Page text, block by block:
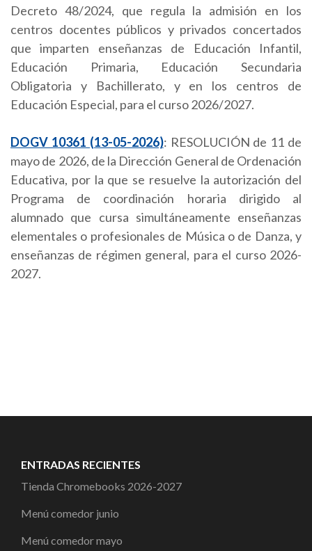
Decreto 48/2024, que regula la admisión en los
centros docentes públicos y privados concertados
que imparten enseñanzas de Educación Infantil,
Educación Primaria, Educación Secundaria
Obligatoria y Bachillerato, y en los centros de
Educación Especial, para el curso 2026/2027.
DOGV 10361 (13-05-2026): RESOLUCIÓN de 11 de
mayo de 2026, de la Dirección General de Ordenación
Educativa, por la que se resuelve la autorización del
Programa de coordinación horaria dirigido al
alumnado que cursa simultáneamente enseñanzas
elementales o profesionales de Música o de Danza, y
enseñanzas de régimen general, para el curso 2026-
2027.
ENTRADAS RECIENTES
Tienda Chromebooks 2026-2027
Menú comedor junio
Menú comedor mayo